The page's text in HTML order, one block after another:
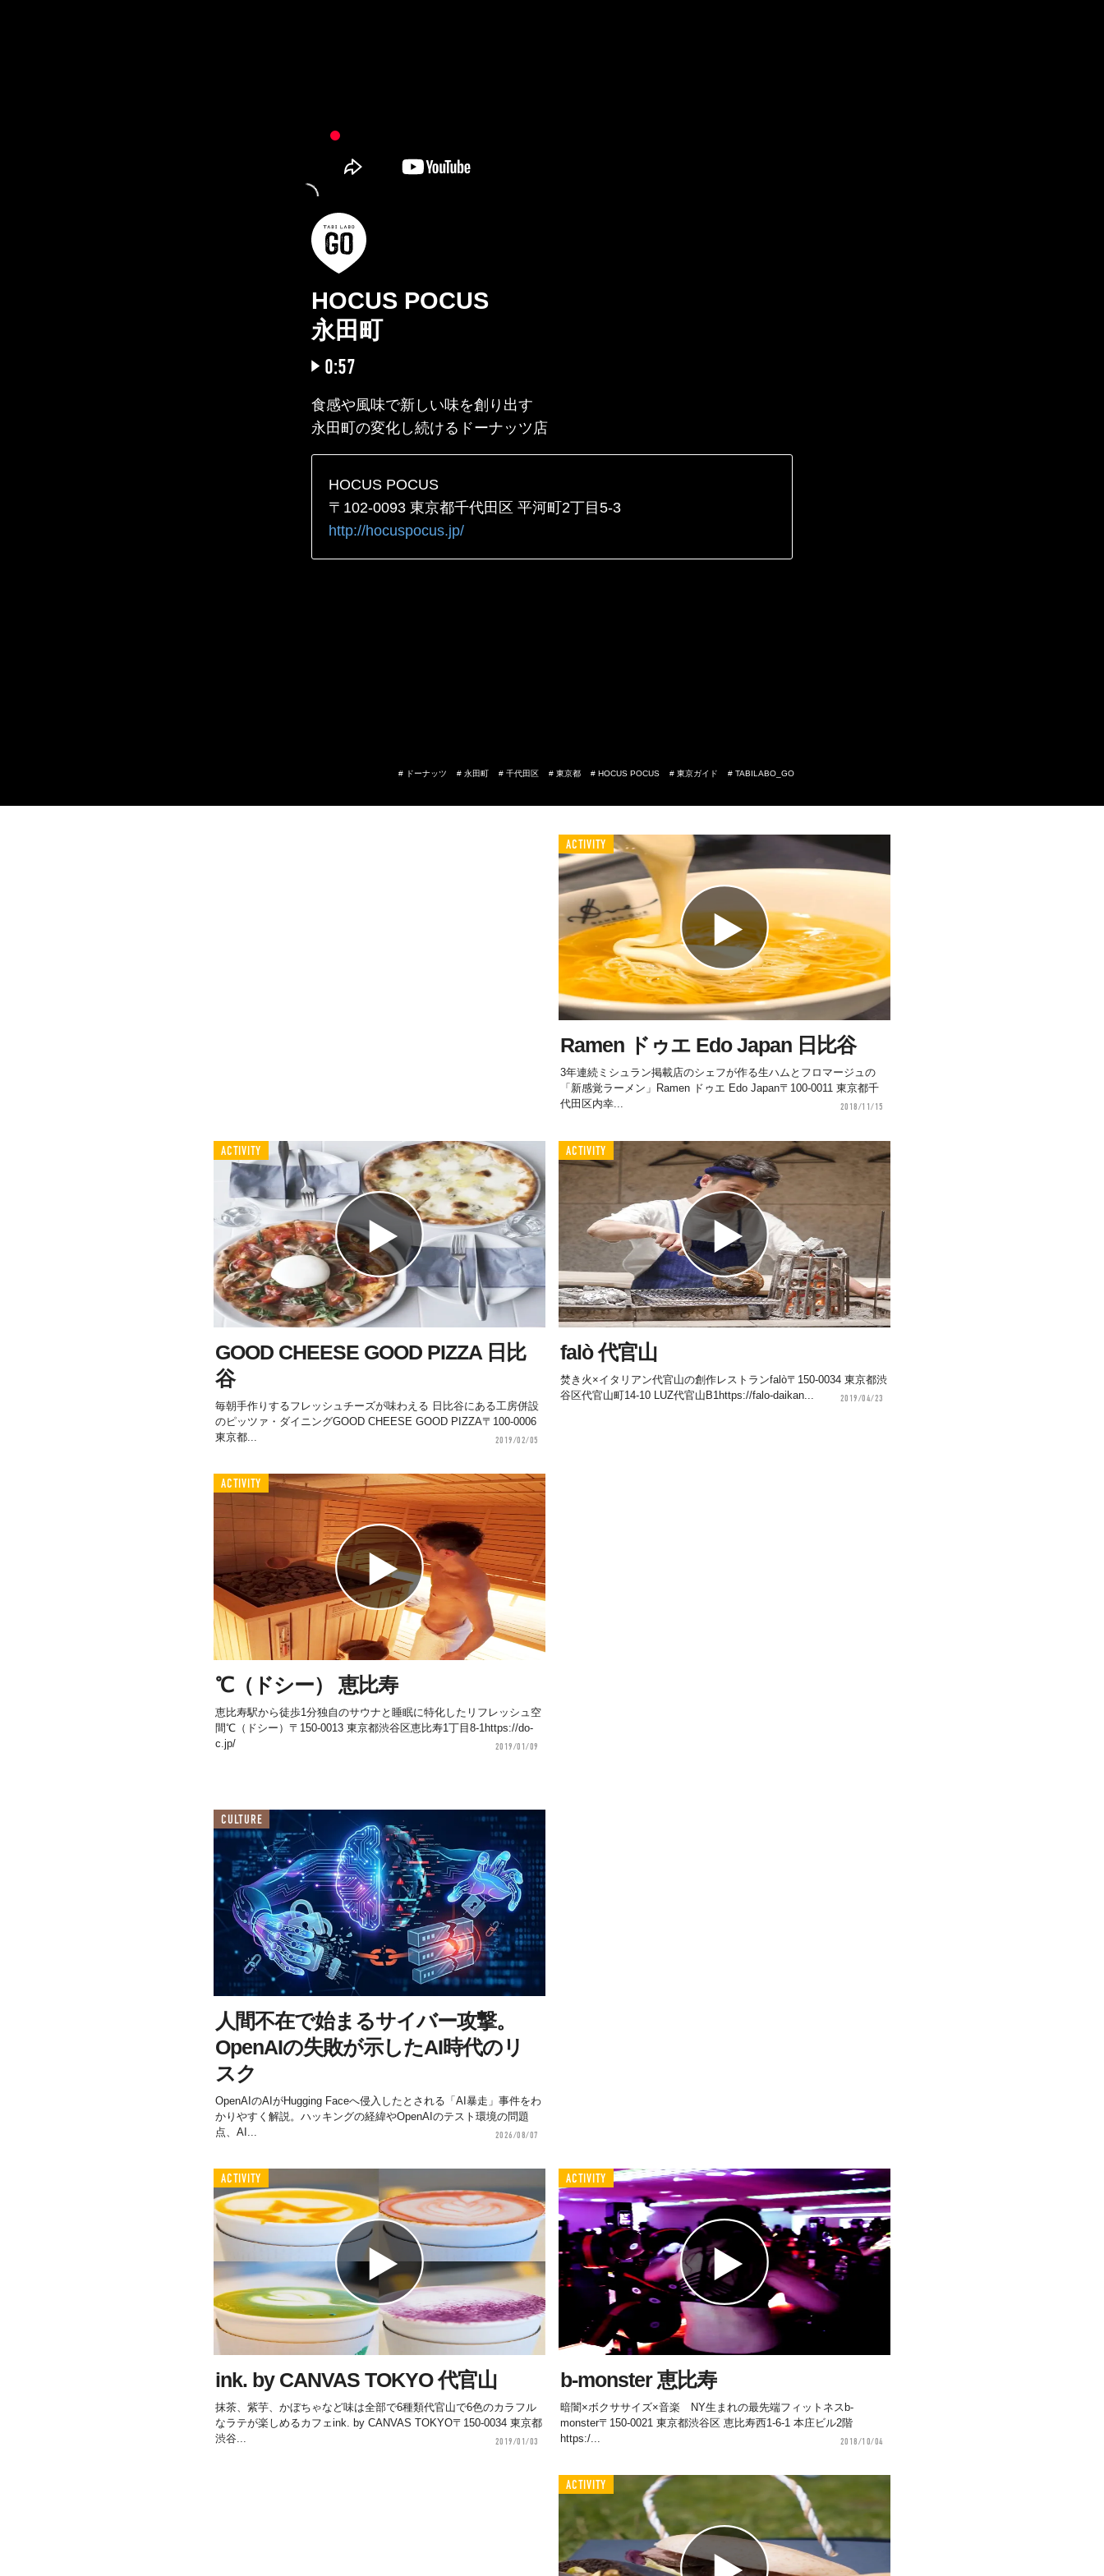
HOCUS POCUS
永田町
0:57
食感や風味で新しい味を創り出す
永田町の変化し続けるドーナッツ店
HOCUS POCUS
〒102-0093 東京都千代田区 平河町2丁目5-3
http://hocuspocus.jp/
# TABILABO_GO
# 東京ガイド
# HOCUS POCUS
# 東京都
# 千代田区
# 永田町
# ドーナッツ
ACTIVITY
Ramen ドゥエ Edo Japan 日比谷
3年連続ミシュラン掲載店のシェフが作る生ハムとフロマージュの
「新感覚ラーメン」Ramen ドゥエ Edo Japan〒100-0011 東京都千
代田区内幸...
2018/11/15
ACTIVITY
GOOD CHEESE GOOD PIZZA 日比
谷
毎朝手作りするフレッシュチーズが味わえる 日比谷にある工房併設
のピッツァ・ダイニングGOOD CHEESE GOOD PIZZA〒100-0006
東京都...
2019/02/05
ACTIVITY
falò 代官山
焚き火×イタリアン代官山の創作レストランfalò〒150-0034 東京都渋
谷区代官山町14-10 LUZ代官山B1https://falo-daikan...
2019/04/23
ACTIVITY
℃（ドシー） 恵比寿
恵比寿駅から徒歩1分独自のサウナと睡眠に特化したリフレッシュ空
間℃（ドシー）〒150-0013 東京都渋谷区恵比寿1丁目8-1https://do-
c.jp/
2019/01/09
CULTURE
人間不在で始まるサイバー攻撃。
OpenAIの失敗が示したAI時代のリ
スク
OpenAIのAIがHugging Faceへ侵入したとされる「AI暴走」事件をわ
かりやすく解説。ハッキングの経緯やOpenAIのテスト環境の問題
点、AI...
2026/08/07
ACTIVITY
ink. by CANVAS TOKYO 代官山
抹茶、紫芋、かぼちゃなど味は全部で6種類代官山で6色のカラフル
なラテが楽しめるカフェink. by CANVAS TOKYO〒150-0034 東京都
渋谷...
2019/01/03
ACTIVITY
b-monster 恵比寿
暗闇×ボクササイズ×音楽 NY生まれの最先端フィットネスb-
monster〒150-0021 東京都渋谷区 恵比寿西1-6-1 本庄ビル2階
https:/...
2018/10/04
ACTIVITY